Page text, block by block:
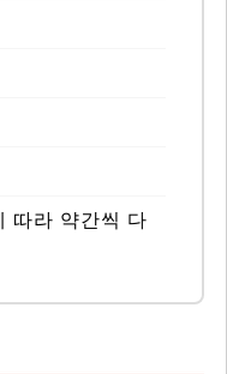
따라 약간씩 다